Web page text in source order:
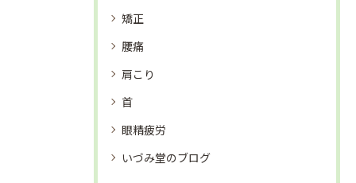
矯正
腰痛
肩こり
首
眼精疲労
いづみ堂のブログ